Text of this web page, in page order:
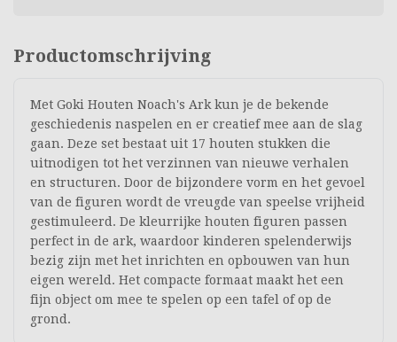
Productomschrijving
Met Goki Houten Noach's Ark kun je de bekende
geschiedenis naspelen en er creatief mee aan de slag
gaan. Deze set bestaat uit 17 houten stukken die
uitnodigen tot het verzinnen van nieuwe verhalen
en structuren. Door de bijzondere vorm en het gevoel
van de figuren wordt de vreugde van speelse vrijheid
gestimuleerd. De kleurrijke houten figuren passen
perfect in de ark, waardoor kinderen spelenderwijs
bezig zijn met het inrichten en opbouwen van hun
eigen wereld. Het compacte formaat maakt het een
fijn object om mee te spelen op een tafel of op de
grond.